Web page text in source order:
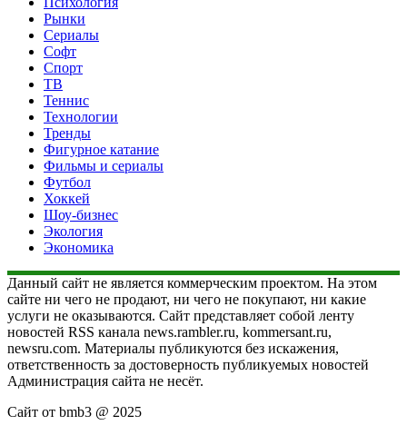
Рынки
Сериалы
Софт
Спорт
ТВ
Теннис
Технологии
Тренды
Фигурное катание
Фильмы и сериалы
Футбол
Хоккей
Шоу-бизнес
Экология
Экономика
Данный сайт не является коммерческим проектом. На этом
сайте ни чего не продают, ни чего не покупают, ни какие
услуги не оказываются. Сайт представляет собой ленту
новостей RSS канала news.rambler.ru, kommersant.ru,
newsru.com. Материалы публикуются без искажения,
ответственность за достоверность публикуемых новостей
Администрация сайта не несёт.
Сайт от bmb3 @ 2025